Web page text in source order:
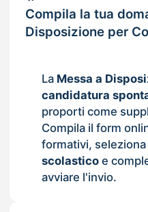
Compila la tua
Disposizione per
La Messa a
candidatura
proporti come
Compila il form
formativi, seleziona
scolasticoe
avviare l'invio.